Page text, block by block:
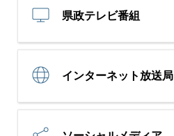
県政テレビ番組
インターネット放送局